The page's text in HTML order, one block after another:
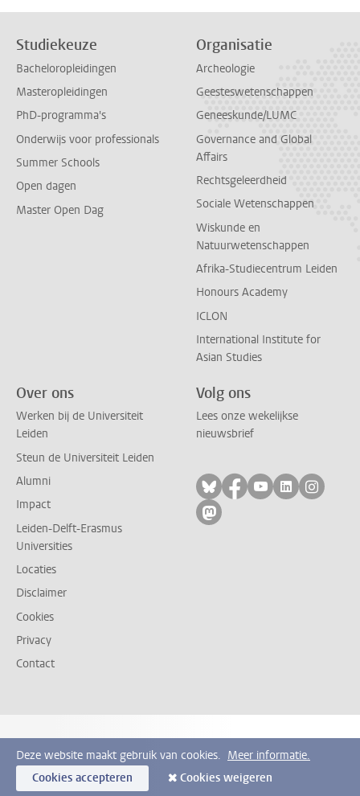
Studiekeuze
Bacheloropleidingen
Masteropleidingen
PhD-programma's
Onderwijs voor professionals
Summer Schools
Open dagen
Master Open Dag
Organisatie
Archeologie
Geesteswetenschappen
Geneeskunde/LUMC
Governance and Global
Affairs
Rechtsgeleerdheid
Sociale Wetenschappen
Wiskunde en
Natuurwetenschappen
Afrika-Studiecentrum Leiden
Honours Academy
ICLON
International Institute for
Asian Studies
Over ons
Werken bij de Universiteit
Leiden
Steun de Universiteit Leiden
Alumni
Impact
Leiden-Delft-Erasmus
Universities
Locaties
Disclaimer
Cookies
Privacy
Contact
Volg ons
Lees onze wekelijkse
nieuwsbrief
Volg ons op bluesky
Volg ons op
Volg ons op
Volg ons
Volg
Volg ons op mastodon
Deze website maakt gebruik van cookies. Meer informatie.
Cookies accepteren
Cookies weigeren